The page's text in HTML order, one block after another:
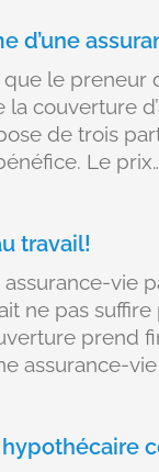
d’une
le preneur
couverture
de trois
Le
travail!
vie
ne pas
prend
assurance-
hypothécaire